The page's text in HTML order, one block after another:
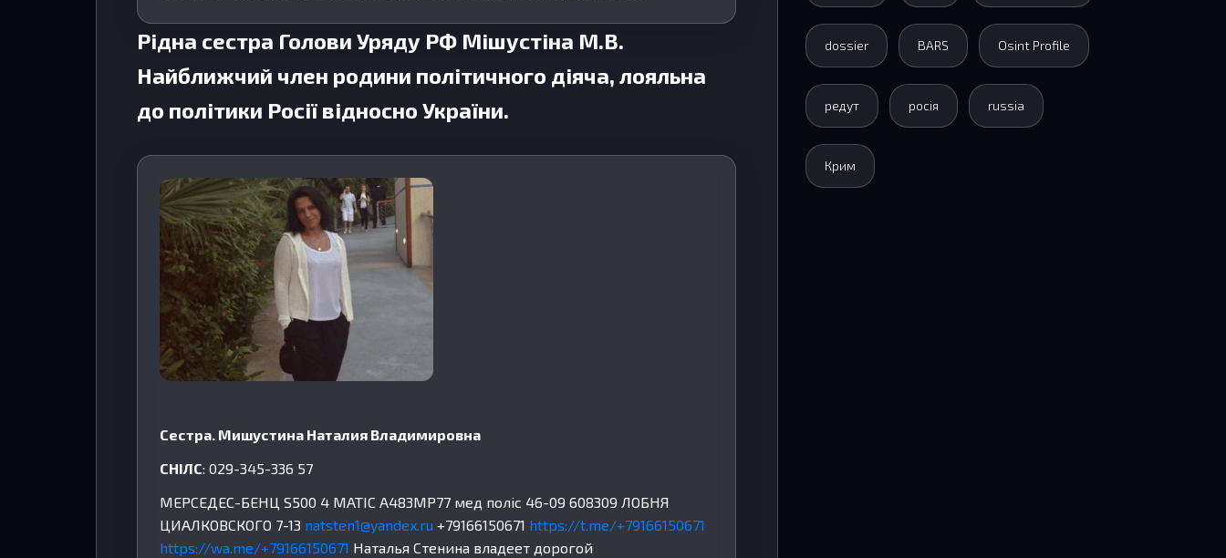
Рідна сестра Голови Уряду РФ Мішустіна М.В.
Найближчий член родини політичного діяча, лояльна
до політики Росії відносно України.
Сестра. Мишустина Наталия Владимировна
СНІЛС: 029-345-336 57
МЕРСЕДЕС-БЕНЦ S500 4 МАТIС А483МР77 мед поліс 46-09 608309 ЛОБНЯ
ЦИАЛКОВСКОГО 7-13 natsten1@yandex.ru +79166150671 https://t.me/+79166150671
https://wa.me/+79166150671 Наталья Стенина владеет дорогой
dossier BARS Osint Profile
редут росія russia
Крим